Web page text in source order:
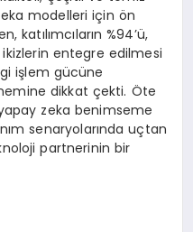
modelleri için ön
katılımcıların %94’ü,
entegre edilmesi
işlem gücüne
dikkat çekti. Öte
zeka benimseme
senaryolarında uçtan
partnerinin bir